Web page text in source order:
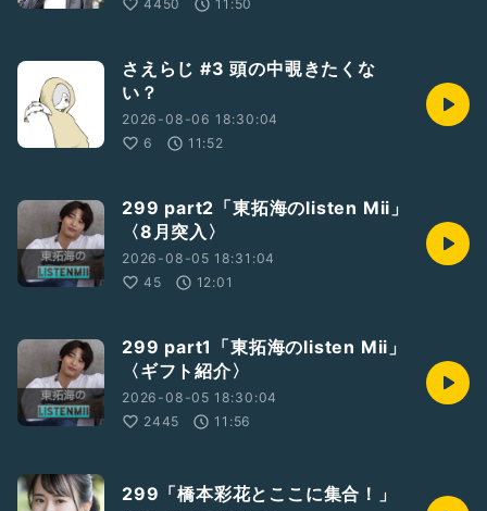
#みゅう#実由の誰にも言わないでね #内緒話 #金曜日
4450
11:50
さえらじ #3 頭の中覗きたくな
い？
2026-08-06 18:30:04
6
11:52
299 part2「東拓海のlisten Mii」
〈8月突入〉
2026-08-05 18:31:04
45
12:01
299 part1「東拓海のlisten Mii」
〈ギフト紹介〉
2026-08-05 18:30:04
2445
11:56
299「橋本彩花とここに集合！」